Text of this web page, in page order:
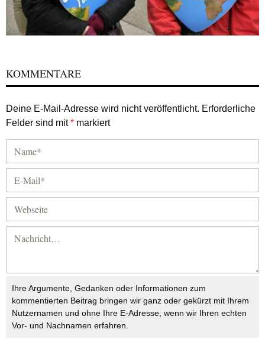
KOMMENTARE
Deine E-Mail-Adresse wird nicht veröffentlicht. Erforderliche
Felder sind mit* markiert
Ihre Argumente, Gedanken oder Informationen zum
kommentierten Beitrag bringen wir ganz oder gekürzt mit Ihrem
Nutzernamen und ohne Ihre E-Adresse, wenn wir Ihren echten
Vor- und Nachnamen erfahren.